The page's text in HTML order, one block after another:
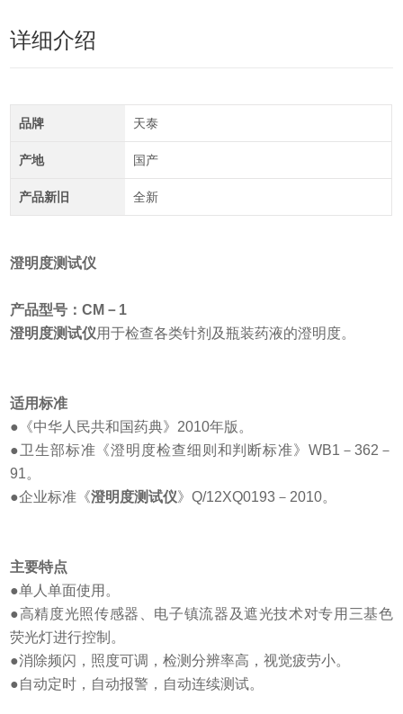
详细介绍
品牌 天泰
产地 国产
产品新旧 全新
澄明度测试仪
产品型号：CM－1
澄明度测试仪用于检查各类针剂及瓶装药液的澄明度。
适用标准
●《中华人民共和国药典》2010年版。
●卫生部标准《澄明度检查细则和判断标准》WB1－362－
91。
●企业标准《澄明度测试仪》Q/12XQ0193－2010。
主要特点
●单人单面使用。
●高精度光照传感器、电子镇流器及遮光技术对专用三基色
荧光灯进行控制。
●消除频闪，照度可调，检测分辨率高，视觉疲劳小。
●自动定时，自动报警，自动连续测试。